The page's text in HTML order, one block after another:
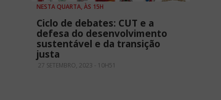
NESTA QUARTA, ÀS 15H
Ciclo de debates: CUT e a
defesa do desenvolvimento
sustentável e da transição
justa
27 SETEMBRO, 2023 - 10H51